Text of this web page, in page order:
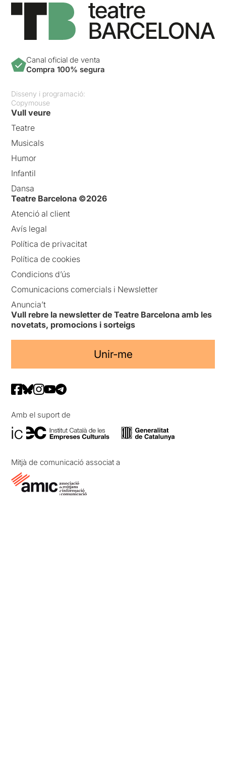
Canal oficial de venta
Compra 100% segura
Disseny i programació:
Copymouse
Vull veure
Teatre
Musicals
Humor
Infantil
Dansa
Teatre Barcelona ©2026
Atenció al client
Avís legal
Política de privacitat
Política de cookies
Condicions d’ús
Comunicacions comercials i Newsletter
Anuncia’t
Vull rebre la newsletter de Teatre Barcelona amb les
novetats, promocions i sorteigs
Unir-me
Amb el suport de
Mitjà de comunicació associat a